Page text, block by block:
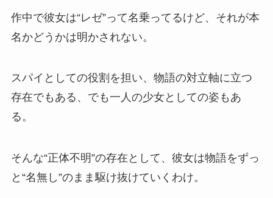
作中で彼女は“レゼ”って名乗ってるけど、それが本
名かどうかは明かされない。
スパイとしての役割を担い、物語の対立軸に立つ
存在でもある、でも一人の少女としての姿もあ
る。
そんな“正体不明”の存在として、彼女は物語をずっ
と“名無し”のまま駆け抜けていくわけ。